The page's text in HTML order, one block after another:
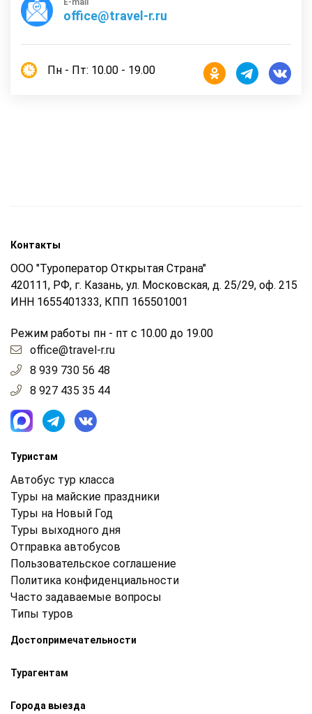
E-mail
office@travel-r.ru
Пн - Пт: 10.00 - 19.00
Контакты
ООО "Туроператор Открытая Страна"
420111, РФ, г. Казань, ул. Московская, д. 25/29, оф. 215
ИНН 1655401333, КПП 165501001
Режим работы пн - пт с 10.00 до 19.00
office@travel-r.ru
8 939 730 56 48
8 927 435 35 44
Туристам
Автобус тур класса
Туры на майские праздники
Туры на Новый Год
Туры выходного дня
Отправка автобусов
Пользовательское соглашение
Политика конфиденциальности
Часто задаваемые вопросы
Типы туров
Достопримечательности
Турагентам
Города выезда